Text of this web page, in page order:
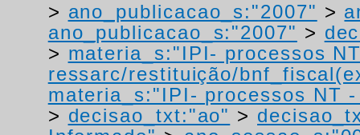
> ano_publicacao_s:"2007" >
ano_publicacao_s:"2007" >
> materia_s:"IPI- processos
ressarc/restituição/
materia_s:"IPI- processos NT
> decisao_txt:"ao" >